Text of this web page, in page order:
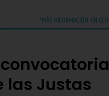
las Justas